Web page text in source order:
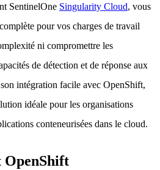
SentinelOne Singularity Cloud, vous
pour vos charges de travail
ni compromettre les
de détection et de réponse aux
intégration facile avec OpenShift,
idéale pour les organisations
conteneurisées dans le cloud.
OpenShift